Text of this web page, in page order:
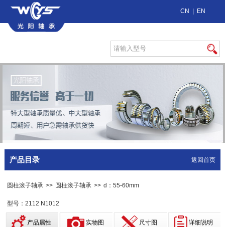
CN EN
产品目录 返回首页
圆柱滚子轴承 >> 圆柱滚子轴承 >> d：55-60mm
型号：2112 N1012
产品属性 实物图 尺寸图 详细说明